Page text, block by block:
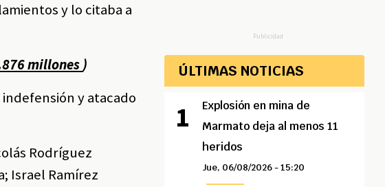
y lo citaba a
millones)
y atacado
Rodríguez
Israel Ramírez
Publicidad
ÚLTIMAS NOTICIAS
Explosión en mina de
Marmato deja al menos 11
heridos
Jue, 06/08/2026 - 15:20